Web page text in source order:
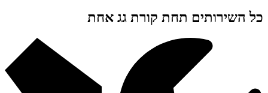
כל השירותים תחת קורת גג אחת